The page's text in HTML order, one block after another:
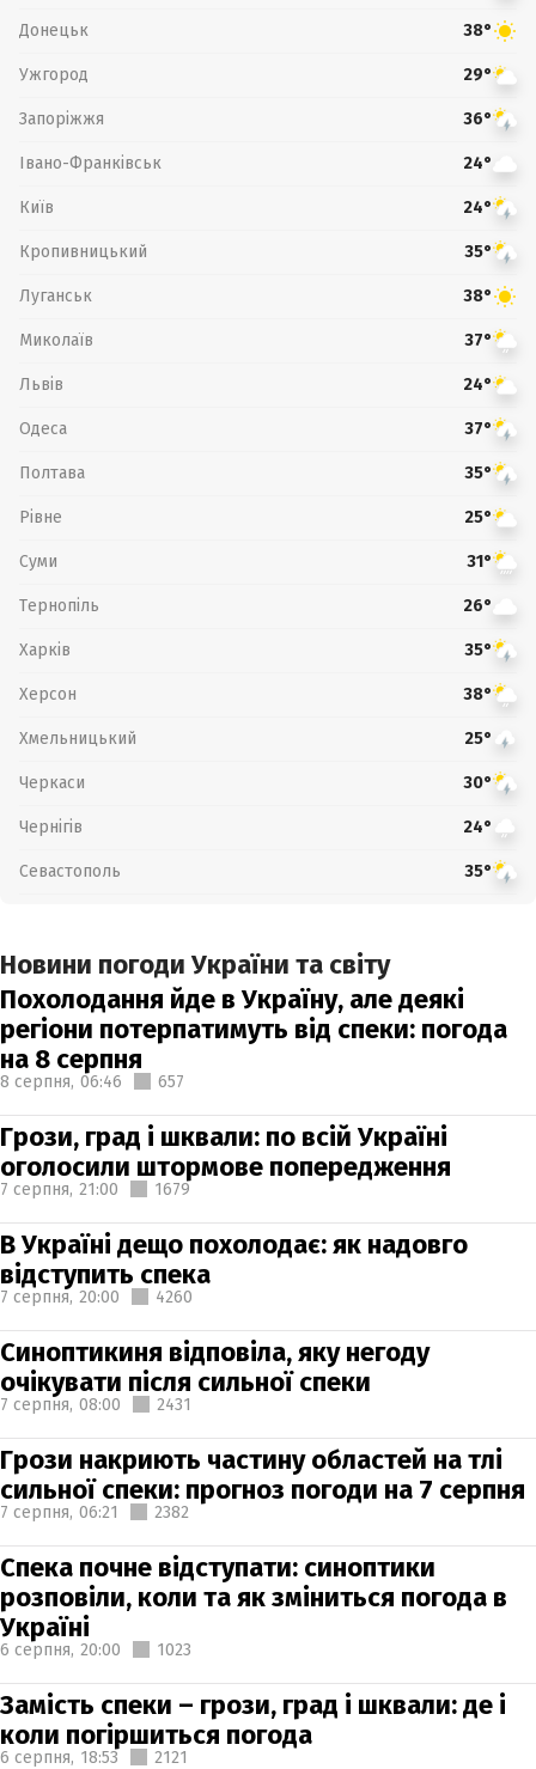
Донецьк 38°
Ужгород 29°
Запоріжжя 36°
Івано-Франківськ 24°
Київ 24°
Кропивницький 35°
Луганськ 38°
Миколаїв 37°
Львів 24°
Одеса 37°
Полтава 35°
Рівне 25°
Суми 31°
Тернопіль 26°
Харків 35°
Херсон 38°
Хмельницький 25°
Черкаси 30°
Чернігів 24°
Севастополь 35°
Новини погоди України та світу
Похолодання йде в Україну, але деякі
регіони потерпатимуть від спеки: погода
на 8 серпня
8 серпня, 06:46 657
Грози, град і шквали: по всій Україні
оголосили штормове попередження
7 серпня, 21:00 1679
В Україні дещо похолодає: як надовго
відступить спека
7 серпня, 20:00 4260
Синоптикиня відповіла, яку негоду
очікувати після сильної спеки
7 серпня, 08:00 2431
Грози накриють частину областей на тлі
сильної спеки: прогноз погоди на 7 серпня
7 серпня, 06:21 2382
Спека почне відступати: синоптики
розповіли, коли та як зміниться погода в
Україні
6 серпня, 20:00 1023
Замість спеки – грози, град і шквали: де і
коли погіршиться погода
6 серпня, 18:53 2121